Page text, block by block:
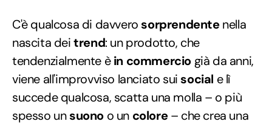
C'è qualcosa di davvero sorprendentenella
nascita deitrend: un prodotto, che
tendenzialmente èin commercio già da anni,
viene all'improvviso lanciato sui social e lì
succede qualcosa, scatta una molla – o più
spesso unsuono o un colore– che crea una